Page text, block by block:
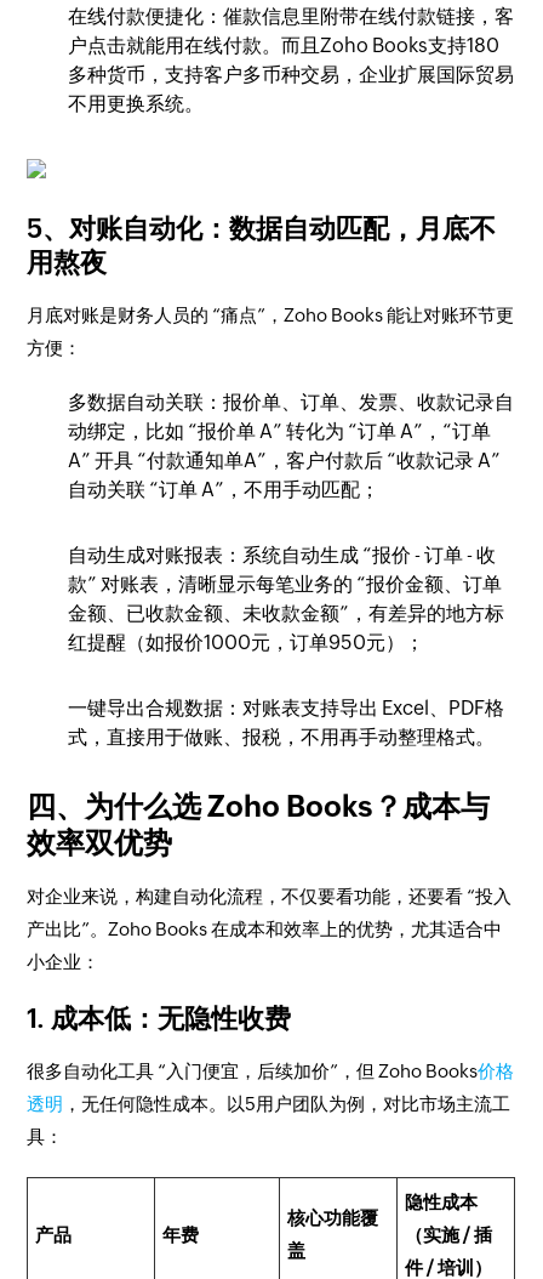
在线付款便捷化：催款信息里附带在线付款链接，客
户点击就能用在线付款。​而且Zoho Books支持180
多种货币，支持客户多币种交易，企业扩展国际贸易
不用更换系统。
5、对账自动化：数据自动匹配，月底不
用熬夜​
月底对账是财务人员的 “痛点”，Zoho Books 能让对账环节更
方便：​
多数据自动关联：报价单、订单、发票、收款记录自
动绑定，比如 “报价单 A” 转化为 “订单 A”，“订单
A” 开具 “付款通知单A”，客户付款后 “收款记录 A”
自动关联 “订单 A”，不用手动匹配；​
自动生成对账报表：系统自动生成 “报价 - 订单 - 收
款” 对账表，清晰显示每笔业务的 “报价金额、订单
金额、已收款金额、未收款金额”，有差异的地方标
红提醒（如报价1000元，订单950元）；​
一键导出合规数据：对账表支持导出 Excel、PDF格
式，直接用于做账、报税，不用再手动整理格式。​
四、为什么选 Zoho Books？成本与
效率双优势​
对企业来说，构建自动化流程，不仅要看功能，还要看 “投入
产出比”。Zoho Books 在成本和效率上的优势，尤其适合中
小企业：​
1. 成本低：无隐性收费
很多自动化工具 “入门便宜，后续加价”，但 Zoho Books价格
透明 ，无任何隐性成本。以5用户团队为例，对比市场主流工
具：​
产品​ 年费
核心功能覆
盖​
隐性成本
（实施 / 插
件 / 培训）​